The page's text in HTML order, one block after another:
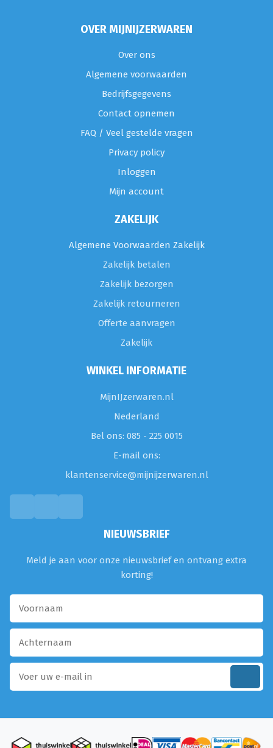
OVER MIJNIJZERWAREN
Over ons
Algemene voorwaarden
Bedrijfsgegevens
Contact opnemen
FAQ / Veel gestelde vragen
Privacy policy
Inloggen
Mijn account
ZAKELIJK
Algemene Voorwaarden Zakelijk
Zakelijk betalen
Zakelijk bezorgen
Zakelijk retourneren
Offerte aanvragen
Zakelijk
WINKEL INFORMATIE
MijnIJzerwaren.nl
Nederland
Bel ons: 085 - 225 0015
E-mail ons:
klantenservice@mijnijzerwaren.nl
NIEUWSBRIEF
Meld je aan voor onze nieuwsbrief en ontvang extra
korting!